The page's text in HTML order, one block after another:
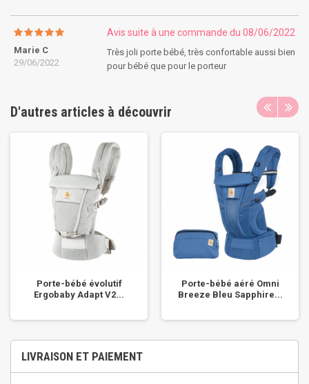
Marie C
29/06/2022
Avis suite à une commande du 08/06/2022
Très joli porte bébé, très confortable aussi bien
pour bébé que pour le porteur
D'autres articles à découvrir
Porte-bébé évolutif
Ergobaby Adapt V2...
Porte-bébé aéré Omni
Breeze Bleu Sapphire...
LIVRAISON ET PAIEMENT